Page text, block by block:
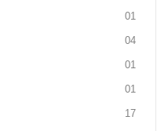
01
04
01
01
17